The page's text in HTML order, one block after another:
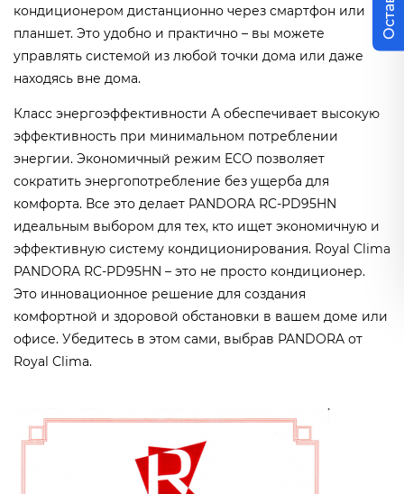
кондиционером дистанционно через смартфон или
планшет. Это удобно и практично – вы можете
управлять системой из любой точки дома или даже
находясь вне дома.
Класс энергоэффективности А обеспечивает высокую
эффективность при минимальном потреблении
энергии. Экономичный режим ECO позволяет
сократить энергопотребление без ущерба для
комфорта. Все это делает PANDORA RC-PD95HN
идеальным выбором для тех, кто ищет экономичную и
эффективную систему кондиционирования. Royal Clima
PANDORA RC-PD95HN – это не просто кондиционер.
Это инновационное решение для создания
комфортной и здоровой обстановки в вашем доме или
офисе. Убедитесь в этом сами, выбрав PANDORA от
Royal Clima.